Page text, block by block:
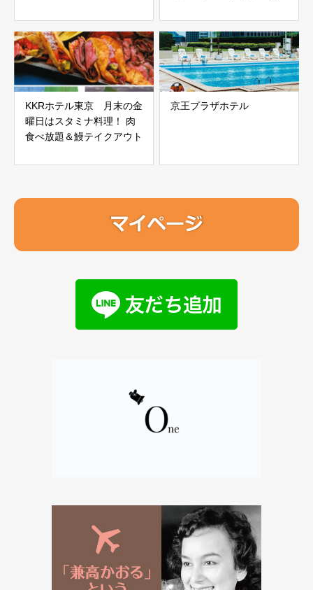
KKRホテル東京 月末の金
曜日はスタミナ料理！ 肉
食べ放題＆鰻テイクアウト
京王プラザホテル